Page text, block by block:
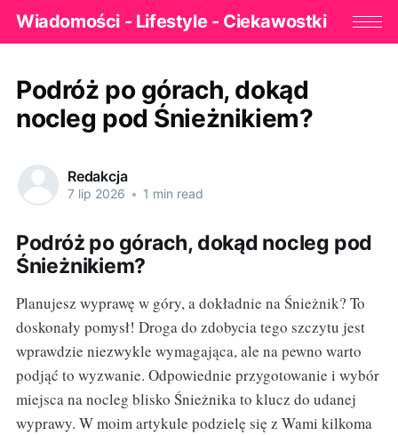
Wiadomości - Lifestyle - Ciekawostki
Podróż po górach, dokąd
nocleg pod Śnieżnikiem?
Redakcja
7 lip 2026 • 1 min read
Podróż po górach, dokąd nocleg pod
Śnieżnikiem?
Planujesz wyprawę w góry, a dokładnie na Śnieżnik? To
doskonały pomysł! Droga do zdobycia tego szczytu jest
wprawdzie niezwykle wymagająca, ale na pewno warto
podjąć to wyzwanie. Odpowiednie przygotowanie i wybór
miejsca na nocleg blisko Śnieżnika to klucz do udanej
wyprawy. W moim artykule podzielę się z Wami kilkoma